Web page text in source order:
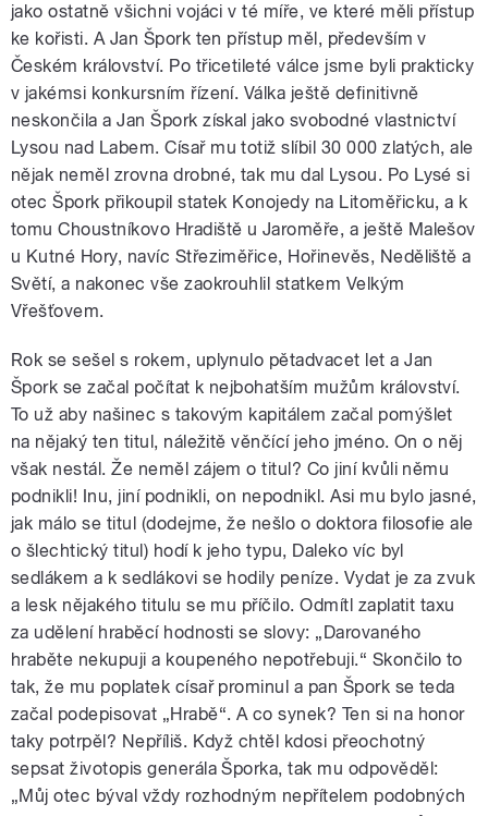
jako ostatně všichni vojáci v té míře, ve které měli přístup
ke kořisti. A Jan Špork ten přístup měl, především v
Českém království. Po třicetileté válce jsme byli prakticky
v jakémsi konkursním řízení. Válka ještě definitivně
neskončila a Jan Špork získal jako svobodné vlastnictví
Lysou nad Labem. Císař mu totiž slíbil 30 000 zlatých, ale
nějak neměl zrovna drobné, tak mu dal Lysou. Po Lysé si
otec Špork přikoupil statek Konojedy na Litoměřicku, a k
tomu Choustníkovo Hradiště u Jaroměře, a ještě Malešov
u Kutné Hory, navíc Střeziměřice, Hořinevěs, Neděliště a
Světí, a nakonec vše zaokrouhlil statkem Velkým
Vřešťovem.
Rok se sešel s rokem, uplynulo pětadvacet let a Jan
Špork se začal počítat k nejbohatším mužům království.
To už aby našinec s takovým kapitálem začal pomýšlet
na nějaký ten titul, náležitě věnčící jeho jméno. On o něj
však nestál. Že neměl zájem o titul? Co jiní kvůli němu
podnikli! Inu, jiní podnikli, on nepodnikl. Asi mu bylo jasné,
jak málo se titul (dodejme, že nešlo o doktora filosofie ale
o šlechtický titul) hodí k jeho typu, Daleko víc byl
sedlákem a k sedlákovi se hodily peníze. Vydat je za zvuk
a lesk nějakého titulu se mu příčilo. Odmítl zaplatit taxu
za udělení hraběcí hodnosti se slovy: „Darovaného
hraběte nekupuji a koupeného nepotřebuji.“ Skončilo to
tak, že mu poplatek císař prominul a pan Špork se teda
začal podepisovat „Hrabě“. A co synek? Ten si na honor
taky potrpěl? Nepříliš. Když chtěl kdosi přeochotný
sepsat životopis generála Šporka, tak mu odpověděl:
„Můj otec býval vždy rozhodným nepřítelem podobných